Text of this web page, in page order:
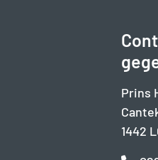
Prins
1442